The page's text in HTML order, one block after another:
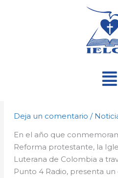
Deja un comentario /
En el año que
Reforma protestante, la
Luterana de Colombia a
Punto 4 Radio, presenta